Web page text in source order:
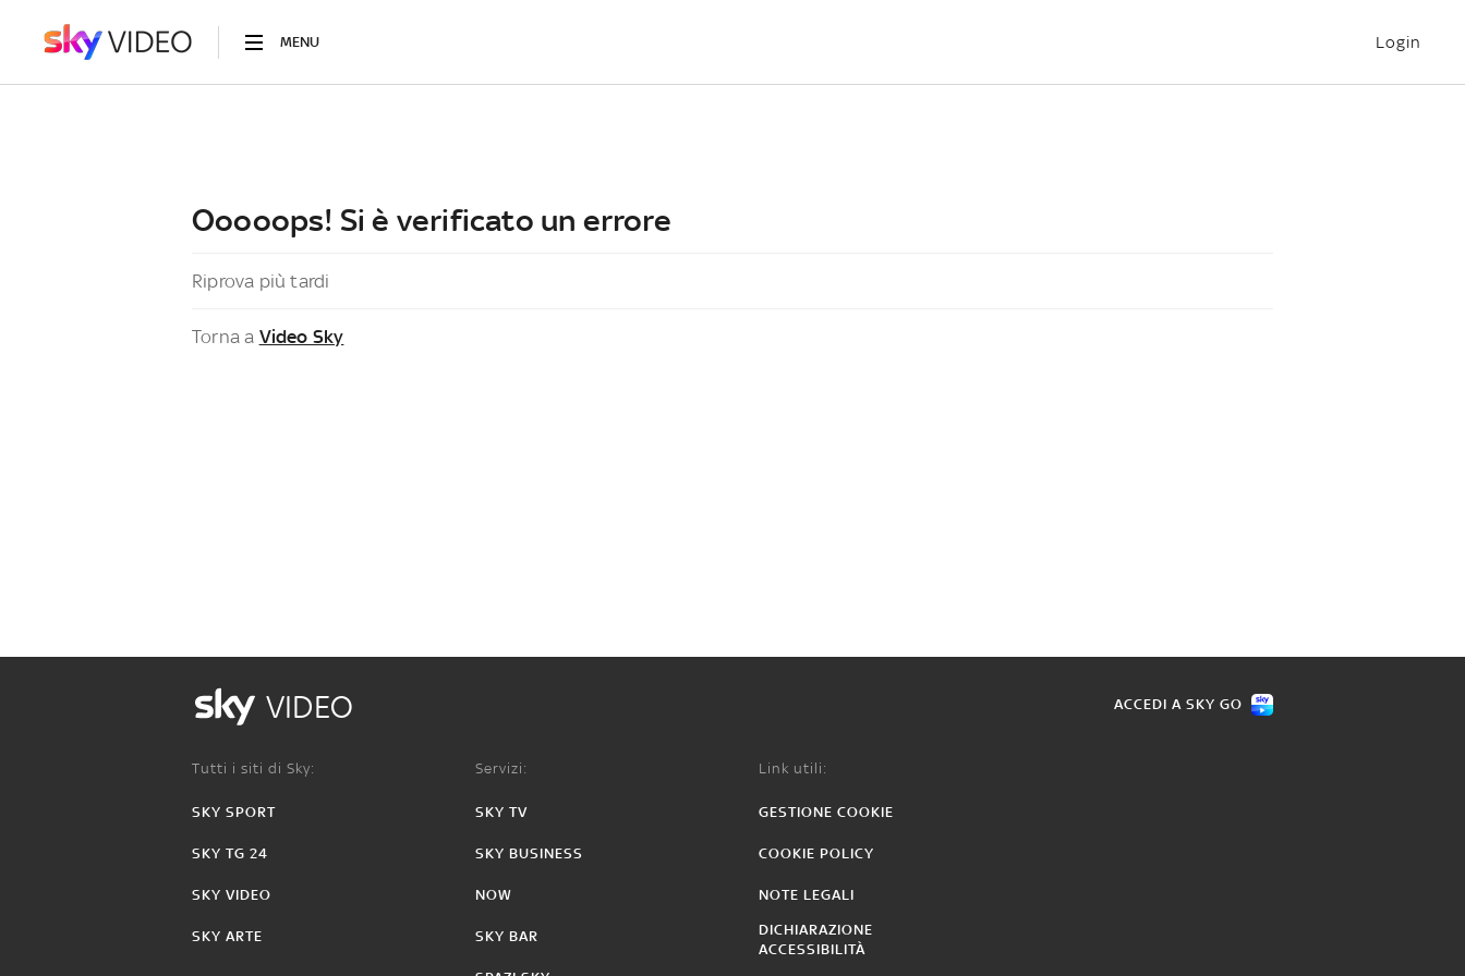
MENU Login
Ooooops! Si è verificato un errore
Riprova più tardi
Torna a Video Sky
VIDEO ACCEDI A SKY GO
Tutti i siti di Sky:
SKY SPORT
SKY TG 24
SKY VIDEO
SKY ARTE
Servizi:
SKY TV
SKY BUSINESS
NOW
SKY BAR
Link utili:
GESTIONE COOKIE
COOKIE POLICY
NOTE LEGALI
DICHIARAZIONE
ACCESSIBILITÀ